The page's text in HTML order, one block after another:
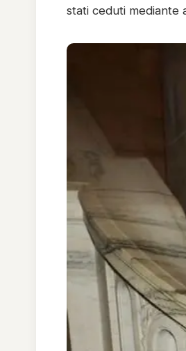
stati ceduti mediante